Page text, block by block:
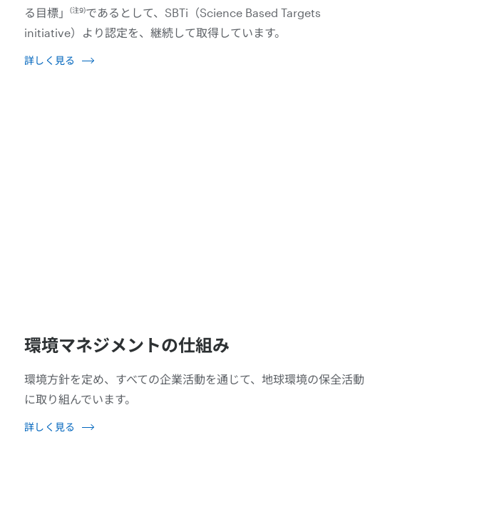
る目標」
(注9)であるとして、SBTi（Science Based Targets
initiative）より認定を、継続して取得しています。
詳しく見る
環境マネジメントの仕組み
環境方針を定め、すべての企業活動を通じて、地球環境の保全活動
に取り組んでいます。
詳しく見る